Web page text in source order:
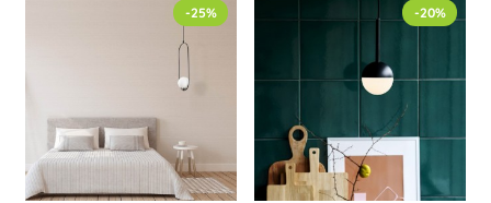
-25% -20%